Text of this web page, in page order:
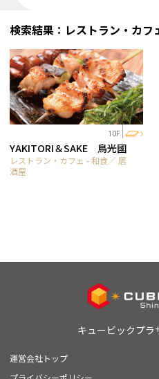
検索結果：レストラン・カフ
10F
YAKITORI＆SAKE 鳥光國
レストラン・カフェ - 和食／ 居
酒屋
キュービックプラ
運営会社トップ